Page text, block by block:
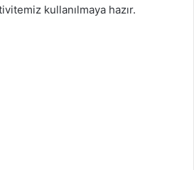
kullanılmaya hazır.